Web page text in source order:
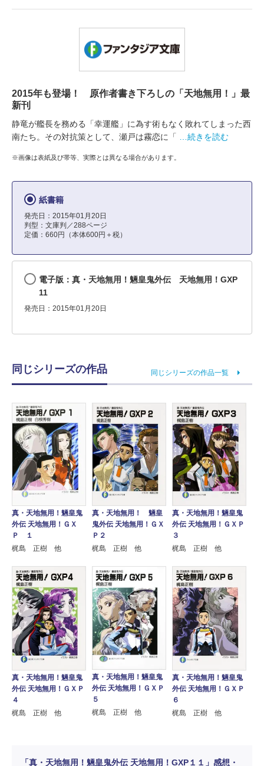
2015年も登場！ 原作者書き下ろしの「天地無用！」最
新刊
静竜が艦長を務める「幸運艦」に為す術もなく敗れてしまった西
南たち。その対抗策として、瀬戸は霧恋に「
…続きを読む
※画像は表紙及び帯等、実際とは異なる場合があります。
紙書籍
発売日：2015年01月20日
判型：文庫判／288ページ
定価：660円（本体600円＋税）
電子版：真・天地無用！魎皇鬼外伝 天地無用！GXP
11
発売日：2015年01月20日
同じシリーズの作品 同じシリーズの作品一覧
真・天地無用！魎皇鬼
外伝 天地無用！ＧＸ
Ｐ １
梶島 正樹 他
真・天地無用！ 魎皇
鬼外伝 天地無用！ＧＸ
Ｐ２
梶島 正樹 他
真・天地無用！魎皇鬼
外伝 天地無用！ＧＸＰ
３
梶島 正樹 他
真・天地無用！魎皇鬼
外伝 天地無用！ＧＸＰ
４
梶島 正樹 他
真・天地無用！魎皇鬼
外伝 天地無用！ＧＸＰ
５
梶島 正樹 他
真・天地無用！魎皇鬼
外伝 天地無用！ＧＸＰ
６
梶島 正樹 他
「真・天地無用！魎皇鬼外伝 天地無用！GXP１１」感想・